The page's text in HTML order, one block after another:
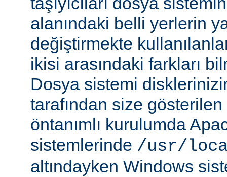
alanındaki belli yerlerin
değiştirmekte
ikisi arasındaki farkları
Dosya sistemi
tarafından size
öntanımlı kurulumda
sistemlerinde /usr/
altındayken Windows